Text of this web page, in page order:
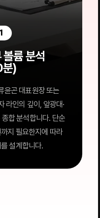
볼륨 분석
)
윤곤 대표원장 또는
라인의 깊이, 앞광대·
합 분석합니다. 단순
지 필요한지에 따라
설계합니다.